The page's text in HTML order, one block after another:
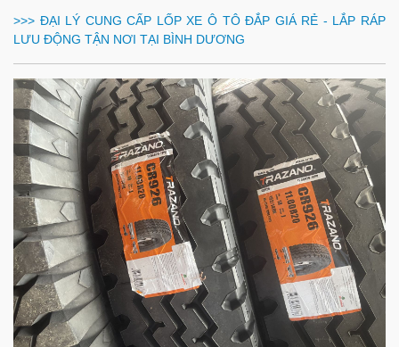
>>> ĐẠI LÝ CUNG CẤP LỐP XE Ô TÔ ĐẮP GIÁ RẺ - LẮP RÁP
LƯU ĐỘNG TẬN NƠI TẠI BÌNH DƯƠNG